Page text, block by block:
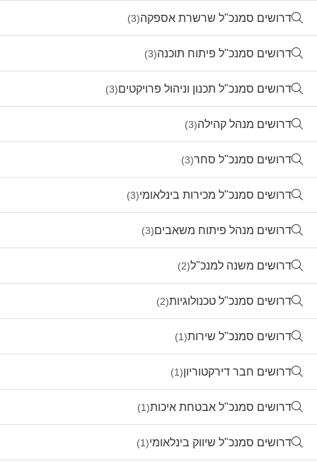
דרושים סמנכ"ל שרשרת אספקה(3)
דרושים סמנכ"ל פיתוח תוכנה(3)
דרושים סמנכ"ל תכנון וניהול פרויקטים(3)
דרושים מנהל קהילה(3)
דרושים סמנכ"ל סחר(3)
דרושים סמנכ"ל מכירות בינלאומי(3)
דרושים מנהל פיתוח משאבים(3)
דרושים משנה למנכ"ל(2)
דרושים סמנכ"ל טכנולוגיות(2)
דרושים סמנכ"ל שירות(1)
דרושים חבר דירקטוריון(1)
דרושים סמנכ"ל אבטחת איכות(1)
דרושים סמנכ"ל שיווק בינלאומי(1)